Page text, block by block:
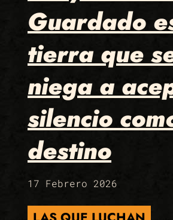
Guardado
tierra que
niega a
silencio
destino
17 Febrero 2026